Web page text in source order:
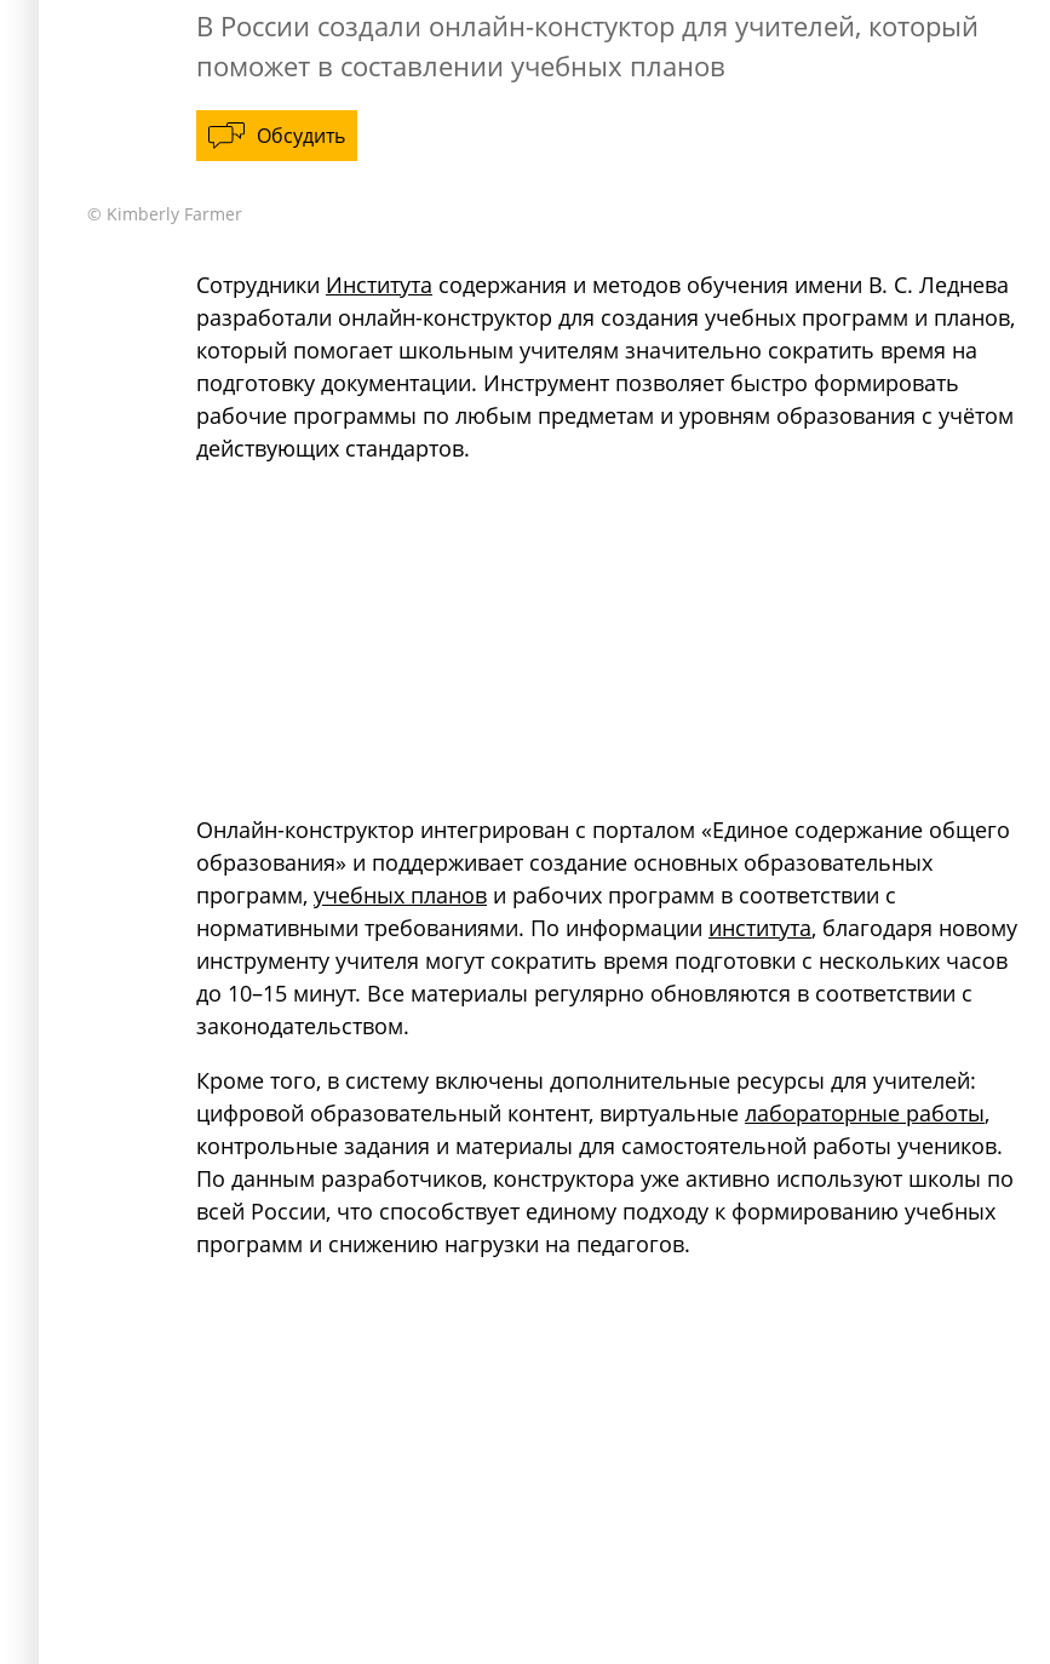
В России создали онлайн-констуктор для учителей, который
поможет в составлении учебных планов
Обсудить
© Kimberly Farmer
Сотрудники Института содержания и методов обучения имени В. С. Леднева
разработали онлайн-конструктор для создания учебных программ и планов,
который помогает школьным учителям значительно сократить время на
подготовку документации. Инструмент позволяет быстро формировать
рабочие программы по любым предметам и уровням образования с учётом
действующих стандартов.
Онлайн-конструктор интегрирован с порталом «Единое содержание общего
образования» и поддерживает создание основных образовательных
программ, учебных планов и рабочих программ в соответствии с
нормативными требованиями. По информации института, благодаря новому
инструменту учителя могут сократить время подготовки с нескольких часов
до 10–15 минут. Все материалы регулярно обновляются в соответствии с
законодательством.
Кроме того, в систему включены дополнительные ресурсы для учителей:
цифровой образовательный контент, виртуальные лабораторные работы,
контрольные задания и материалы для самостоятельной работы учеников.
По данным разработчиков, конструктора уже активно используют школы по
всей России, что способствует единому подходу к формированию учебных
программ и снижению нагрузки на педагогов.